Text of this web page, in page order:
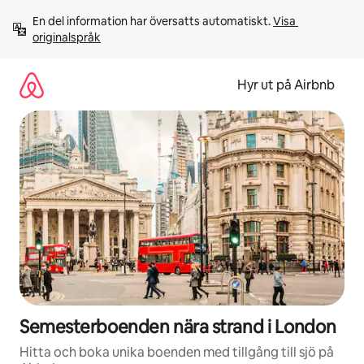
innehåll
En del information har översatts automatiskt. Visa
originalspråk
Hyr ut på Airbnb
Semesterboenden nära strand i London
Hitta och boka unika boenden med tillgång till sjö på